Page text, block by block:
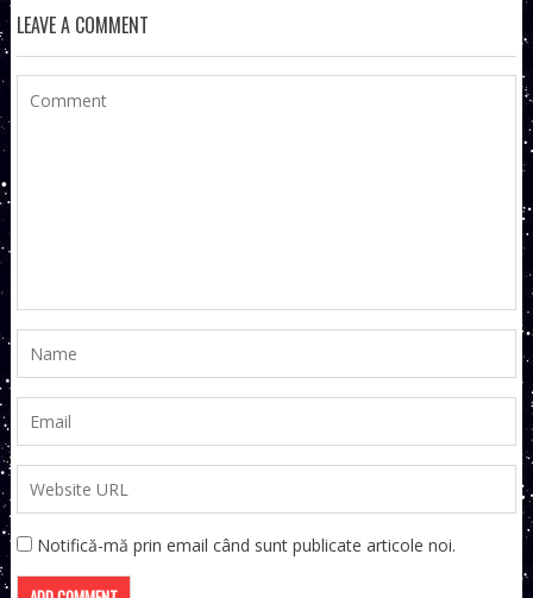
LEAVE A COMMENT
Notifică-mă prin email când sunt publicate articole noi.